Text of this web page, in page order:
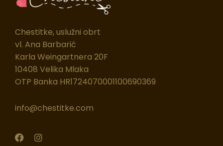
Chestitke, uslužni obrt
vl. Ana Barbarić
Karla Weingartnera 20F
10408 Velika Mlaka
OTP Banka HR1724070001100690369
info@chestitke.com
F
I